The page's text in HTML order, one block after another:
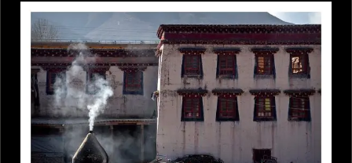
CONTACTO
PEDIDOS